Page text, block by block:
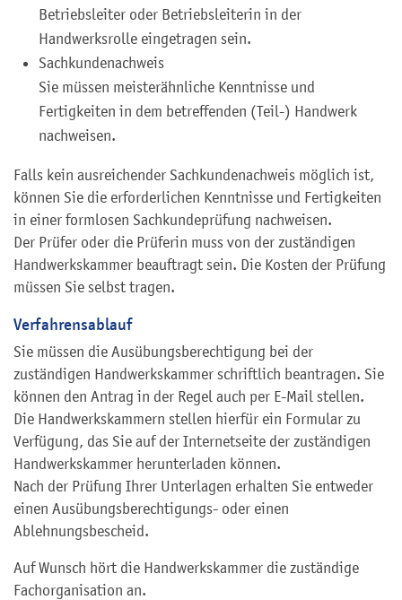
Betriebsleiter oder Betriebsleiterin in der
Handwerksrolle eingetragen sein.
Sachkundenachweis
Sie müssen meisterähnliche Kenntnisse und
Fertigkeiten in dem betreffenden (Teil-) Handwerk
nachweisen.
Falls kein ausreichender Sachkundenachweis möglich ist,
können Sie die erforderlichen Kenntnisse und Fertigkeiten
in einer formlosen Sachkundeprüfung nachweisen.
Der Prüfer oder die Prüferin muss von der zuständigen
Handwerkskammer beauftragt sein. Die Kosten der Prüfung
müssen Sie selbst tragen.
Verfahrensablauf
Sie müssen die Ausübungsberechtigung bei der
zuständigen Handwerkskammer schriftlich beantragen. Sie
können den Antrag in der Regel auch per E-Mail stellen.
Die Handwerkskammern stellen hierfür ein Formular zu
Verfügung, das Sie auf der Internetseite der zuständigen
Handwerkskammer herunterladen können.
Nach der Prüfung Ihrer Unterlagen erhalten Sie entweder
einen Ausübungsberechtigungs- oder einen
Ablehnungsbescheid.
Auf Wunsch hört die Handwerkskammer die zuständige
Fachorganisation an.